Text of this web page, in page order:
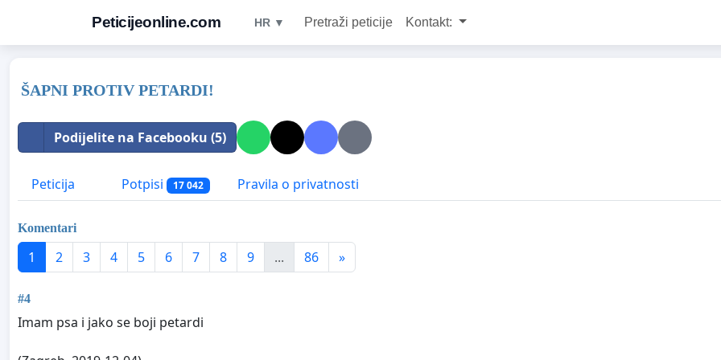
Peticijeonline.com HR ▼ Pretraži peticije Kontakt:
ŠAPNI PROTIV PETARDI!
Podijelite na Facebooku (5)
Peticija Potpisi 17 042 Pravila o privatnosti
Komentari
1 2 3 4 5 6 7 8 9 ... 86 »
#4
Imam psa i jako se boji petardi